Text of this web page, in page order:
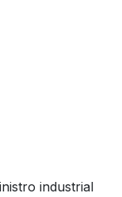
industrial